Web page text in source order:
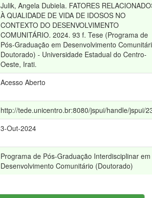
Julik, Angela Dubiela. FATORES
À QUALIDADE DE VIDA DE IDOSOS NO
CONTEXTO DO DESENVOLVIMENTO
COMUNITÁRIO. 2024. 93 f. Tese (Programa de
Pós-Graduação em Desenvolvimento
Doutorado) - Universidade Estadual do Centro-
Oeste, Irati.
Acesso Aberto
http://tede.unicentro.br:8080/jspui/handle/jspui/
3-Out-2024
Programa de Pós-Graduação Interdisciplinar em
Desenvolvimento Comunitário (Doutorado)